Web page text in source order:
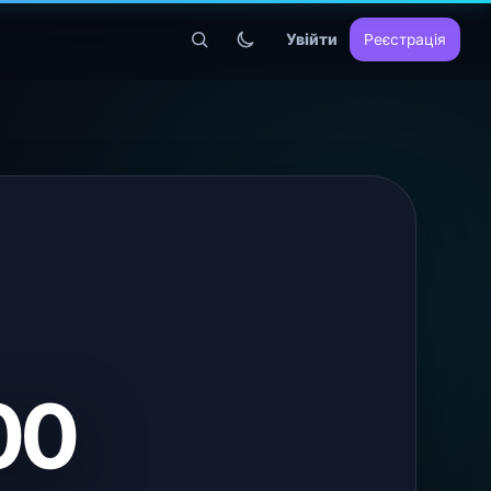
Увійти Реєстрація